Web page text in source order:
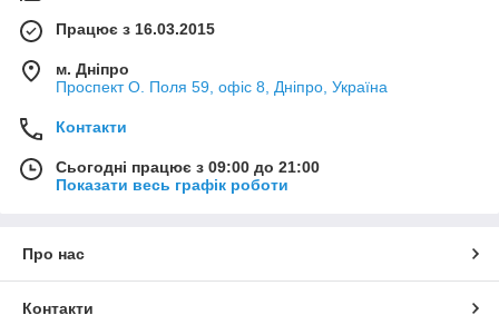
Працює з 16.03.2015
м. Дніпро
Проспект О. Поля 59, офіс 8, Дніпро, Україна
Контакти
Сьогодні працює з 09:00 до 21:00
Показати весь графік роботи
Про нас
Контакти